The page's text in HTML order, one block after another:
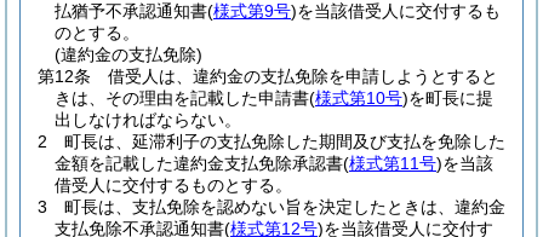
払猶予不承認通知書(様式第9号)を当該借受人に交付するも
のとする。
(違約金の支払免除)
第12条
借受人は、違約金の支払免除を申請しようとすると
きは、その理由を記載した申請書(様式第10号)を町長に提
出しなければならない。
2
町長は、延滞利子の支払免除した期間及び支払を免除した
金額を記載した違約金支払免除承認書(様式第11号)を当該
借受人に交付するものとする。
3
町長は、支払免除を認めない旨を決定したときは、違約金
支払免除不承認通知書(様式第12号)を当該借受人に交付す